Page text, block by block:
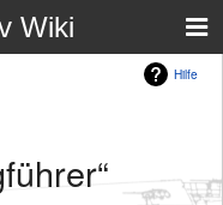
Wiki
Hilfe